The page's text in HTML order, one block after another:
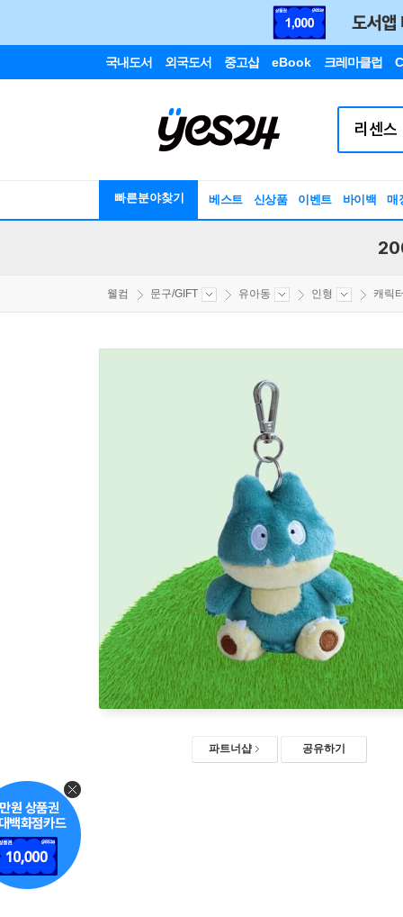
국내도서 외국도서 중고샵 eBook 크레마클럽
빠른분야찾기 베스트 신상품 이벤트 바이백 매
웰컴 문구/GIFT 유아동 인형 캐릭
파트너샵 공유하기